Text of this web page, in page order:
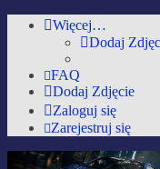
Więcej…
Dodaj
FAQ
Dodaj Zdjęcie
Zaloguj się
Zarejestruj się